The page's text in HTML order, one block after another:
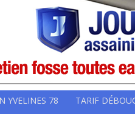
YVELINES 78 TARIF